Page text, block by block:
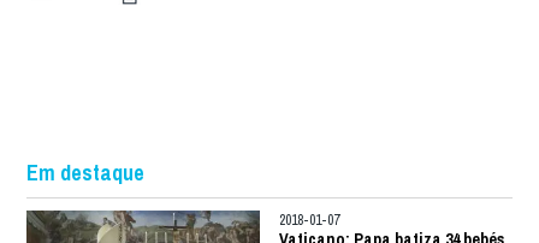
Em destaque
2018-01-07